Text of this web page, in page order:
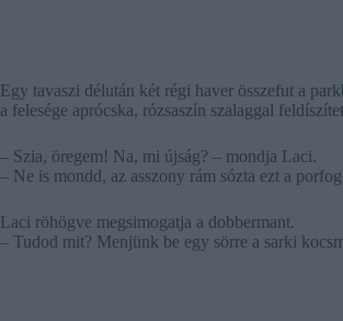
Egy tavaszi délután két régi haver összefut a
a felesége aprócska, rózsaszín szalaggal
– Szia, öregem! Na, mi újság? – mondja Laci.
– Ne is mondd, az asszony rám sózta ezt a
Laci röhögve megsimogatja a dobbermant.
– Tudod mit? Menjünk be egy sörre a sarki